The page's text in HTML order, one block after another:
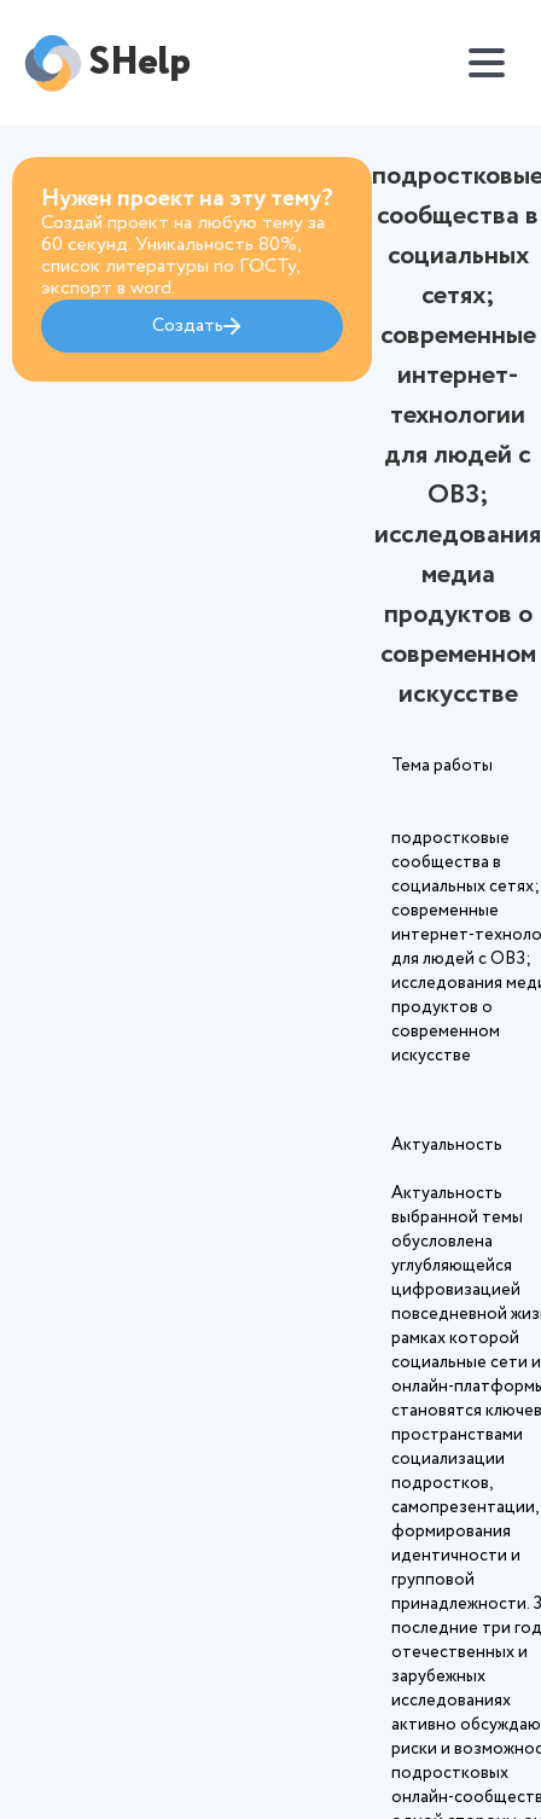
SHelp
Нужен проект на эту тему?
Создай проект на любую тему за
60 секунд. Уникальность 80%,
список литературы по ГОСТу,
экспорт в word.
Создать
сообщества в
социальных
сетях;
современные
интернет-
технологии
для людей с
ОВЗ;
исследования
медиа
продуктов о
современном
искусстве
Тема работы
подростковые
сообщества в
социальных сетях;
современные
интернет-
для людей с ОВЗ;
исследования
продуктов о
современном
искусстве
Актуальность
Актуальность
выбранной темы
обусловлена
углубляющейся
цифровизацией
повседневной
рамках которой
социальные сети и
становятся
пространствами
социализации
подростков,
самопрезентации,
формирования
идентичности и
групповой
принадлежности.
последние три
отечественных и
зарубежных
исследованиях
активно
риски и
подростковых